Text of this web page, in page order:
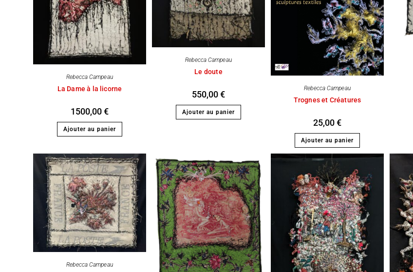
Rebecca Campeau
La Dame à la licorne
1500,00€
Ajouter au panier
Rebecca Campeau
Le doute
550,00€
Ajouter au panier
Rebecca Campeau
Trognes et Créatures
25,00€
Ajouter au panier
Rebecca Campeau